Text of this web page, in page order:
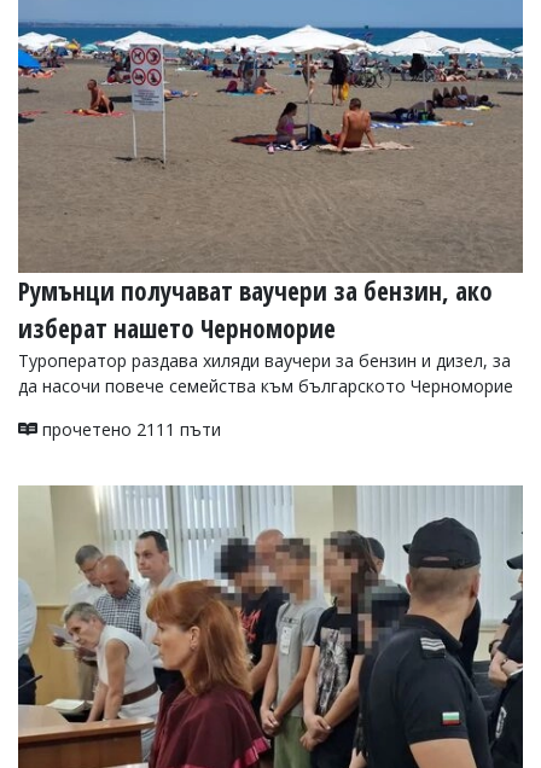
СПОРТ
РАЗСЛЕДВАНЕ
БИЗНЕС
Управители:
email:
v.vasilev@flagman.bg
Катя
Касабова,
еmail:k.kassabova@flagman.bg
редактор:
email:
office@flagman.bg
Коментарите
под
статиите
се
въвеждат
от
читателите
редакцията
Румънци получават ваучери за бензин, ако
изберат нашето Черноморие
Туроператор раздава хиляди ваучери за бензин и дизел, за
да насочи повече семейства към българското Черноморие
прочетено 2111 пъти